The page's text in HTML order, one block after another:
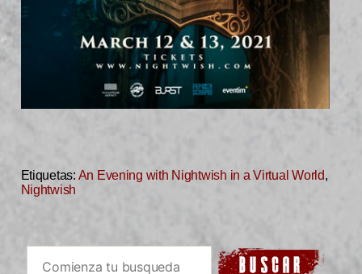
Etiquetas: An Evening with Nightwish in a Virtual World,
Nightwish